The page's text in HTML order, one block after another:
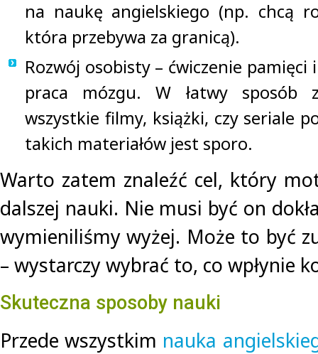
na naukę angielskiego (np. chcą
która przebywa za granicą).
Rozwój osobisty – ćwiczenie
praca mózgu. W łatwy sposób
wszystkie filmy, książki, czy seriale
takich materiałów jest sporo.
Warto zatem znaleźć cel, który
dalszej nauki. Nie musi być on
wymieniliśmy wyżej. Może to być
– wystarczy wybrać to, co wpłynie
Skuteczna sposoby nauki
Przede wszystkim nauka